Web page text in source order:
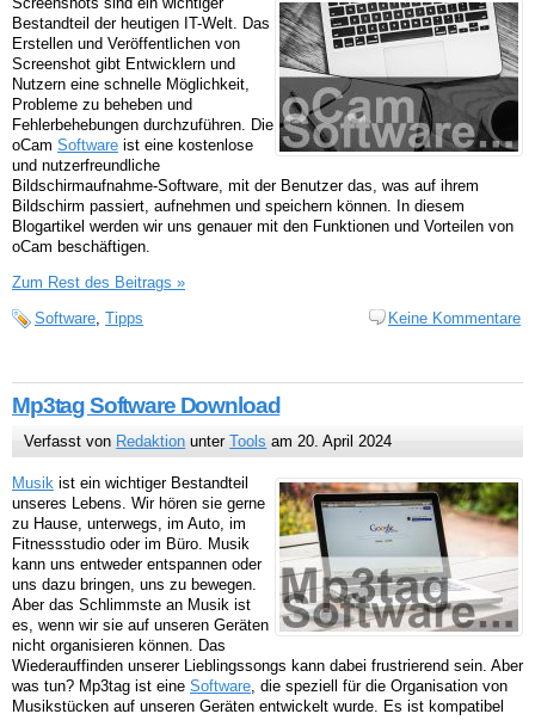
Bestandteil der heutigen IT-Welt. Das
Erstellen und Veröffentlichen von
Screenshot gibt Entwicklern und
Nutzern eine schnelle Möglichkeit,
Probleme zu beheben und
Fehlerbehebungen durchzuführen. Die
oCam Software ist eine kostenlose
und nutzerfreundliche
Bildschirmaufnahme-Software, mit der Benutzer das, was auf ihrem
Bildschirm passiert, aufnehmen und speichern können. In diesem
Blogartikel werden wir uns genauer mit den Funktionen und Vorteilen von
oCam beschäftigen.
Zum Rest des Beitrags »
Software, Tipps Keine Kommentare
Mp3tag Software Download
Verfasst von Redaktion unterTools am 20. April 2024
Musik ist ein wichtiger Bestandteil
unseres Lebens. Wir hören sie gerne
zu Hause, unterwegs, im Auto, im
Fitnessstudio oder im Büro. Musik
kann uns entweder entspannen oder
uns dazu bringen, uns zu bewegen.
Aber das Schlimmste an Musik ist
es, wenn wir sie auf unseren Geräten
nicht organisieren können. Das
Wiederauffinden unserer Lieblingssongs kann dabei frustrierend sein. Aber
was tun? Mp3tag ist eine Software, die speziell für die Organisation von
Musikstücken auf unseren Geräten entwickelt wurde. Es ist kompatibel